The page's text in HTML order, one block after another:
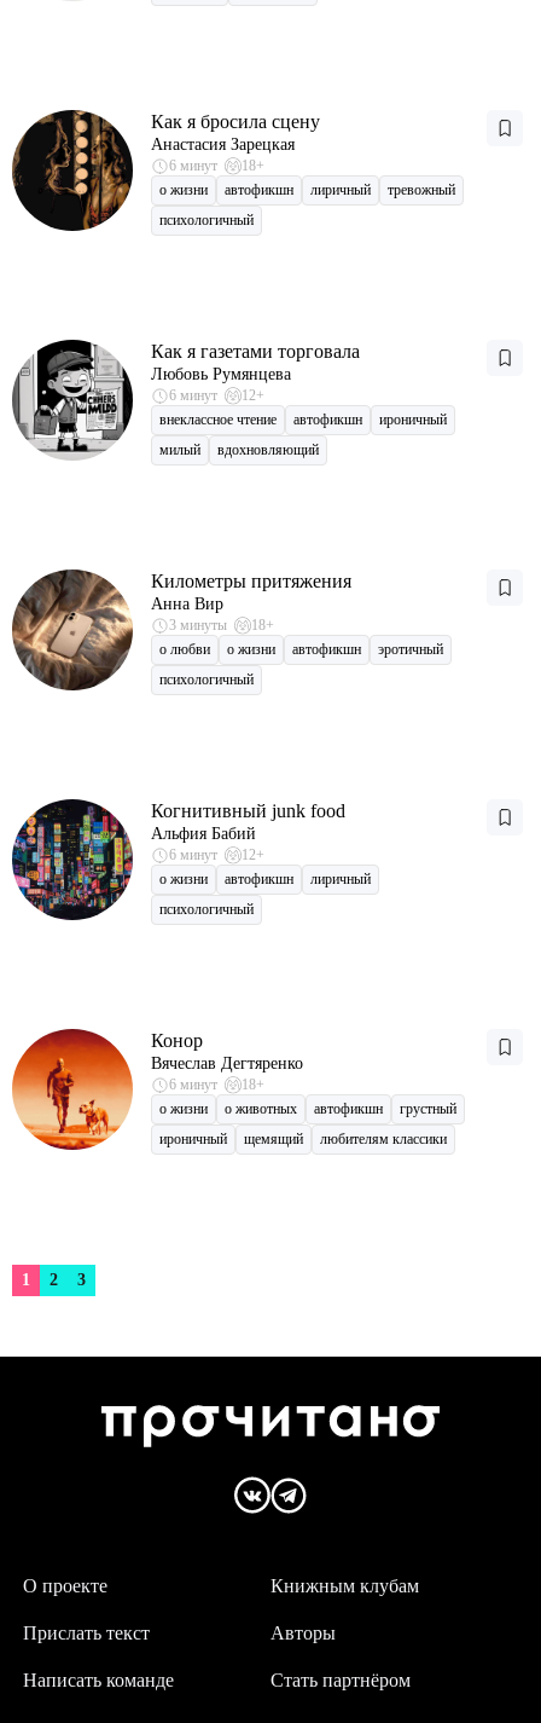
Как я бросила сцену
Анастасия Зарецкая
6 минут
18+
о жизни
автофикшн лиричный
тревожный
психологичный
Как я газетами торговала
Любовь Румянцева
6 минут
12+
внеклассное чтение
автофикшн
ироничный
милый
вдохновляющий
Километры притяжения
Анна Вир
3 минуты
18+
о любви
о жизни автофикшн
эротичный
психологичный
Когнитивный junk food
Альфия Бабий
6 минут
12+
о жизни
автофикшн
лиричный
психологичный
Конор
Вячеслав Дегтяренко
6 минут
18+
о жизни
о животных автофикшн
грустный
ироничный
щемящий любителям классики
1 2 3
О проекте
Написать команде
Авторы
Прислать текст
Книжным клубам
Стать партнёром